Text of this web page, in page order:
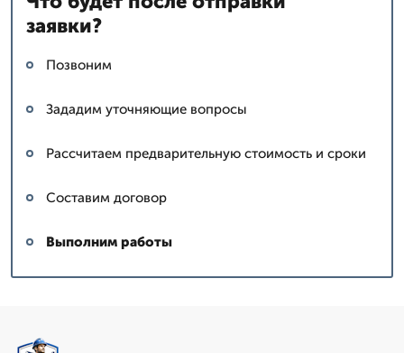
заявки?
Позвоним
Зададим уточняющие вопросы
Рассчитаем предварительную стоимость и сроки
Составим договор
Выполним работы